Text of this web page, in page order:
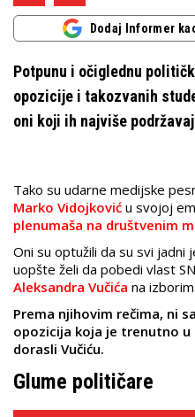
Dodaj Informer
Potpunu i očiglednu
opozicije i takozvanih
oni koji ih najviše
Tako su udarne medijske
Marko Vidojković u svojoj
plenumaša na društvenim
Oni su optužili da su svi jadni
uopšte želi da pobedi vlast
Aleksandra Vučića na
Prema njihovim rečima, ni
opozicija koja je trenutno
dorasli Vučiću.
Glume političare